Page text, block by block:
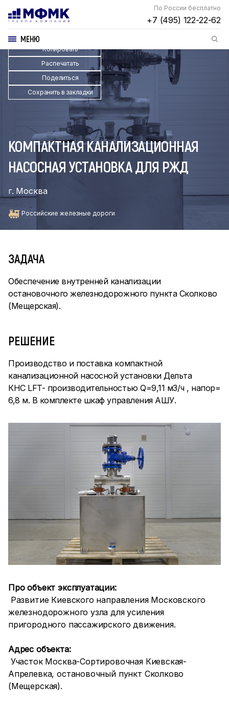
По России бесплатно
+7 (495) 122-22-62
МЕНЮ
Копировать
Распечатать
Поделиться
Сохранить в закладки
КОМПАКТНАЯ КАНАЛИЗАЦИОННАЯ
НАСОСНАЯ УСТАНОВКА ДЛЯ РЖД
г. Москва
Российские железные дороги
ЗАДАЧА
Обеспечение внутренней канализации
остановочного железнодорожного пункта Сколково
(Мещерская).
РЕШЕНИЕ
Производство и поставка компактной
канализационной насосной установки Дельта
КНС LFT- производительностью Q=9,11 м3/ч , напор=
6,8 м. В комплекте шкаф управления АШУ.
Про объект эксплуатации:
Развитие Киевского направления Московского
железнодорожного узла для усиления
пригородного пассажирского движения.
Адрес объекта:
Участок Москва-Сортировочная Киевская-
Апрелевка, остановочный пункт Сколково
(Мещерская).